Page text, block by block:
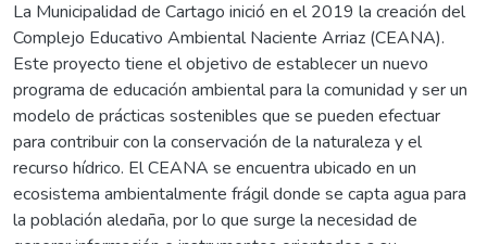
La Municipalidad de Cartago inició en el 2019 la creación del
Complejo Educativo Ambiental Naciente Arriaz (CEANA).
Este proyecto tiene el objetivo de establecer un nuevo
programa de educación ambiental para la comunidad y ser un
modelo de prácticas sostenibles que se pueden efectuar
para contribuir con la conservación de la naturaleza y el
recurso hídrico. El CEANA se encuentra ubicado en un
ecosistema ambientalmente frágil donde se capta agua para
la población aledaña, por lo que surge la necesidad de